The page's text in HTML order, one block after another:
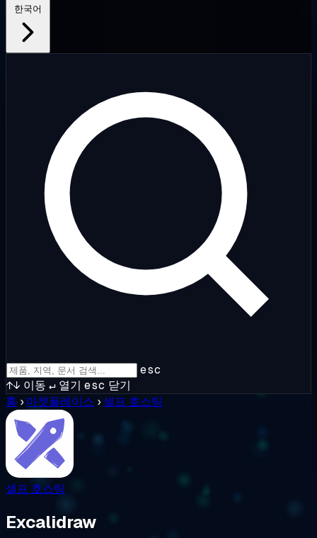
한국어
esc
↑↓ 이동 ↵ 열기 esc 닫기
홈 › 마켓플레이스 ›셀프 호스팅
셀프 호스팅
Excalidraw